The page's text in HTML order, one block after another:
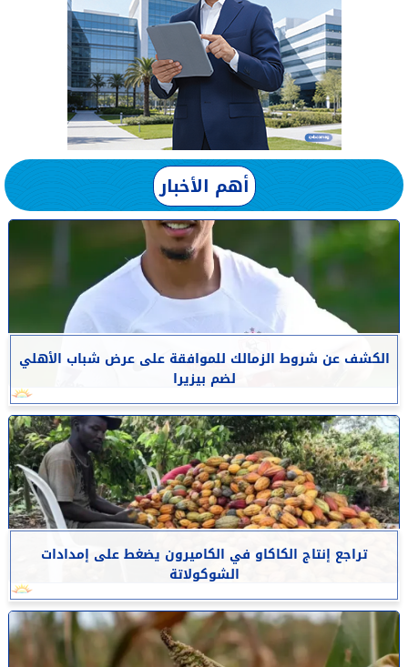
أهم الأخبار
الكشف عن شروط الزمالك للموافقة على عرض شباب الأهلي
لضم بيزيرا
تراجع إنتاج الكاكاو في الكاميرون يضغط على إمدادات
الشوكولاتة